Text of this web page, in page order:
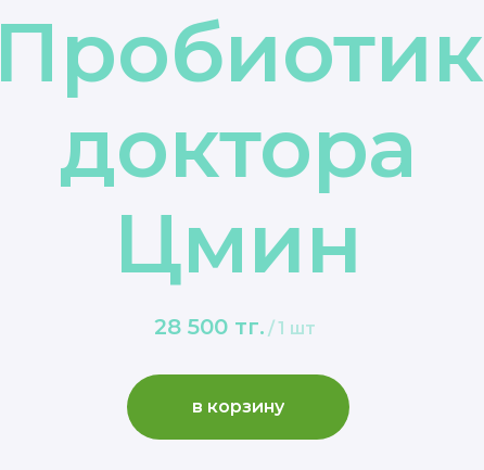
Пробиотик
доктора
Цмин
28 500 тг. /1 шт
в корзину